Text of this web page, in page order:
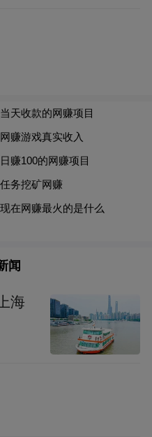
红”
潮奔涌
闻
海